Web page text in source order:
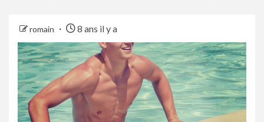
romain 8 ans il y a